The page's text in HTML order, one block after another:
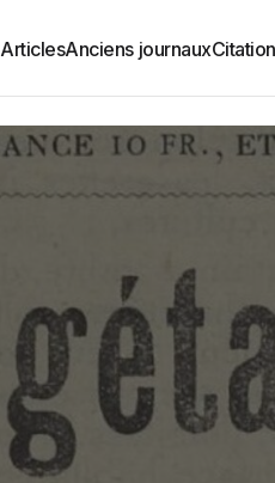
ArticlesAnciens journaux